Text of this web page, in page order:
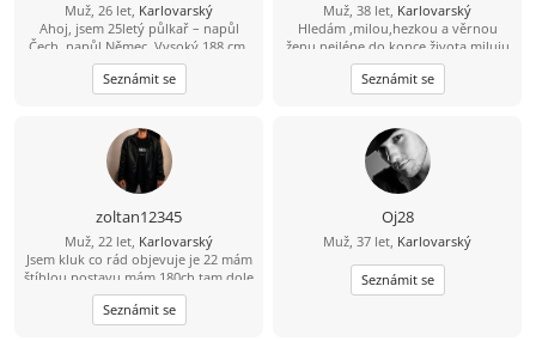
Muž, 26 let, Karlovarský
Ahoj, jsem 25letý půlkař – napůl
Čech, napůl Němec. Vysoký 188 cm,
86 kg. Rád beru ženu na příjemnou
večeři do restaurace a pak na dezert
domů. Hledám zralé, sympatické
pokud tě to zajímá.
Seznámit se
Muž, 38 let, Karlovarský
Hledám ,milou,hezkou a věrnou
ženu nejlépe do konce života,miluju
přírodu,jízdu na kole, masáže,more,
sluníčko,poznávání nových zemí
Seznámit se
zoltan12345
Muž, 22 let, Karlovarský
Jsem kluk co rád objevuje je 22 mám
štíhlou postavu mám 180ch tam dole
to můžeš zjistit Chci ženu citu bude
brát vážně i když mám rád úchylne
správy jsem zadák
Seznámit se
Oj28
Muž, 37 let, Karlovarský
Seznámit se